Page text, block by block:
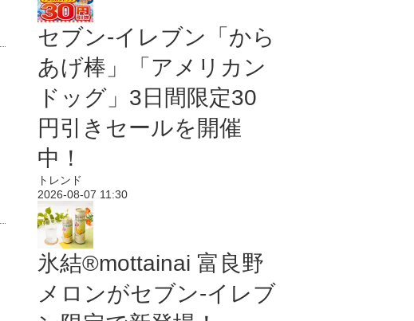
セブン‐イレブン「から
あげ棒」「アメリカン
ドッグ」3日間限定30
円引きセールを開催
中！
トレンド
2026-08-07 11:30
氷結®mottainai 富良野
メロンがセブン‐イレブ